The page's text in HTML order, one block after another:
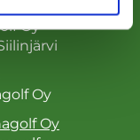
Oy
Oy
Oy